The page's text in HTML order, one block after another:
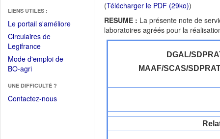
LIENS UTILES :
Le portail s'améliore(Fichier
Circulaires de
Legifrance(Ouvrir
dans
une
fenêtre)
Mode d'emploi de
BO-agri(Ouvrir
une
nouvelle
UNE DIFFICULTÉ ?
Contactez-nous
(Télécharger le PDF (29ko))
RESUME : La présente note de
laboratoires agréés pour la
DGAL/
MAAF/SCAS/